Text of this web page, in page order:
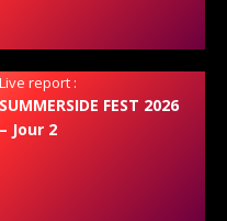
Live report :
SUMMERSIDE FEST 2026
– Jour 2